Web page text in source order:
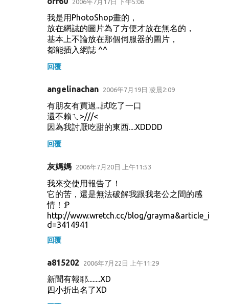
2006年7月17日 下午5:06
我是用PhotoShop畫的，
放在網誌的圖片為了方便才放在無名的，
基本上不論放在那個伺服器的圖片，
都能插入網誌 ^^
回覆
angelinachan 2006年7月19日 凌晨2:09
有朋友有買過...試吃了一口
還不賴ㄟ>///<
因為我討厭吃甜的東西....XDDDD
回覆
灰媽媽 2006年7月20日 上午11:53
我來交使用報告了！
它的苦，還是無法破解我跟我老公之間的感
情！:P
http://www.wretch.cc/blog/grayma&article_i
d=3414941
回覆
a815202 2006年7月22日 上午11:29
新聞有報耶........XD
四小折出名了XD